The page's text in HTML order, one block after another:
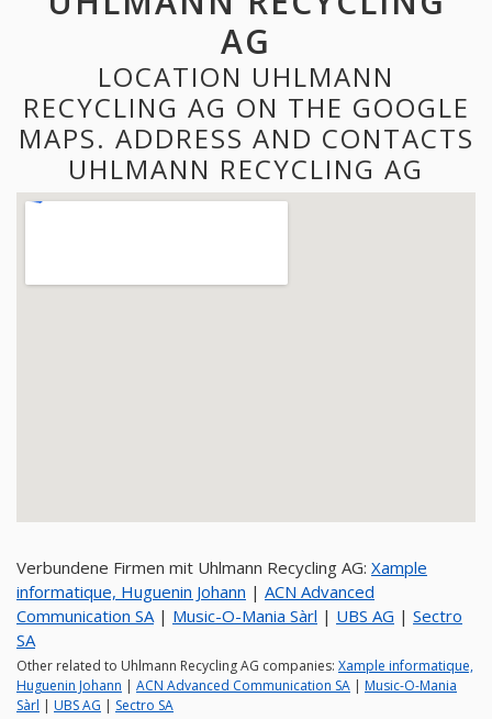
AG
LOCATION UHLMANN
RECYCLING AG ON THE GOOGLE
MAPS. ADDRESS AND CONTACTS
UHLMANN RECYCLING AG
Verbundene Firmen mit Uhlmann Recycling AG: Xample
informatique, Huguenin Johann | ACN Advanced
Communication SA | Music-O-Mania Sàrl | UBS AG | Sectro
SA
Other related to Uhlmann Recycling AG companies: Xample informatique,
Huguenin Johann | ACN Advanced Communication SA | Music-O-Mania
Sàrl | UBS AG | Sectro SA